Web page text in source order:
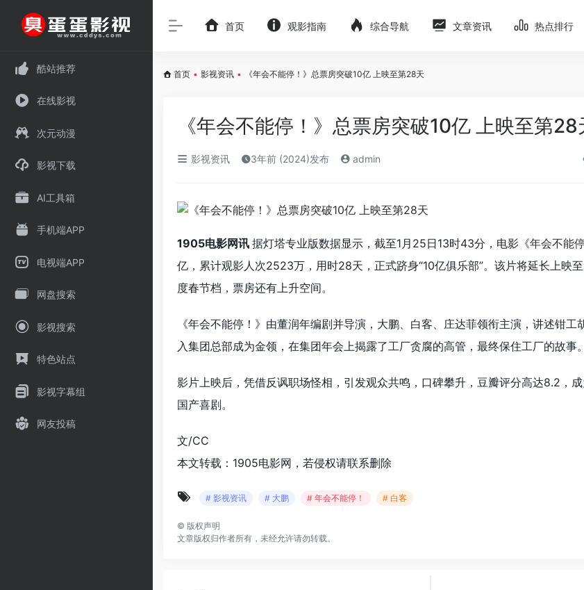
酷站推荐
在线影视
次元动漫
影视下载
AI工具箱
手机端APP
电视端APP
网盘搜索
影视搜索
特色站点
影视字幕组
网友投稿
首页 观影指南 综合导航 文章资讯 热点排行
首页 • 影视资讯 • 《年会不能停！》总票房突破10亿 上映至第28天
《年会不能停！》总票房突破10亿 上映至第28
影视资讯 3年前 (2024)发布 admin
1905电影网讯 据灯塔专业版数据显示，截至1月25日13时43分，电影《年会不能停
亿，累计观影人次2523万，用时28天，正式跻身“10亿俱乐部”。该片将延长上映
度春节档，票房还有上升空间。
《年会不能停！》由董润年编剧并导演，大鹏、白客、庄达菲领衔主演，讲述钳工
入集团总部成为金领，在集团年会上揭露了工厂贪腐的高管，最终保住工厂的故事。
影片上映后，凭借反讽职场怪相，引发观众共鸣，口碑攀升，豆瓣评分高达8.2，
国产喜剧。
文/CC
本文转载：1905电影网，若侵权请联系删除
# 影视资讯 # 大鹏 # 年会不能停！ # 白客
© 版权声明
文章版权归作者所有，未经允许请勿转载。